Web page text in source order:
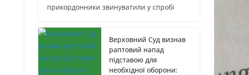
прикордонники звинуватили у спробі
Верховний Суд визнав
раптовий напад
підставою для
необхідної оборони: